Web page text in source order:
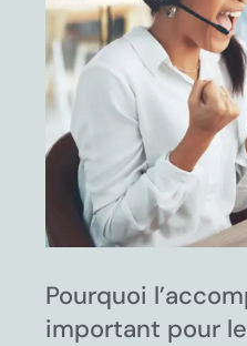
Pourquoi
important pour